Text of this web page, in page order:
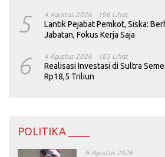
5 4 Agustus 2026 196 Lihat
Lantik Pejabat Pemkot, Siska:
Jabatan, Fokus Kerja Saja
6 4 Agustus 2026 183 Lihat
Realisasi Investasi di Sultra
Rp18,5 Triliun
POLITIKA ____
6 Agustus 2026